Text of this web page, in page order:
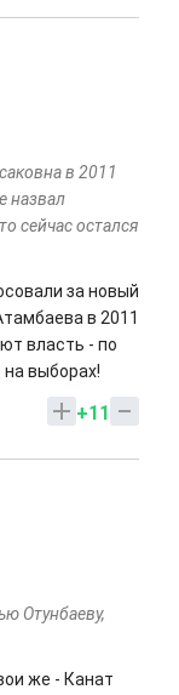
в 2011
назвал
сейчас остался
за новый
в 2011
власть - по
выборах!
+11
Отунбаеву,
же - Канат